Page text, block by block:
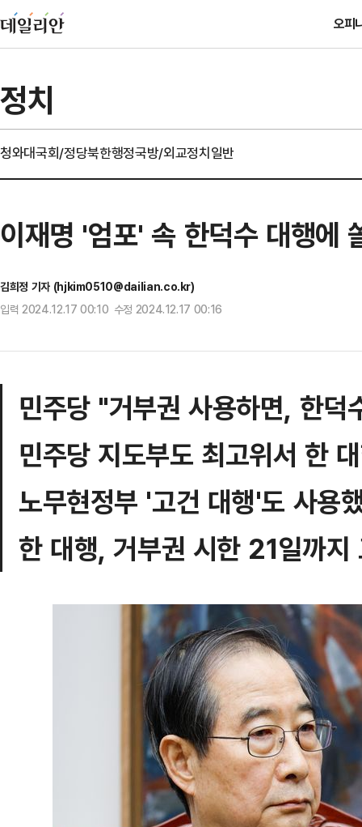
오피
정치
청와대국회/정당북한행정국방/외교정치일반
이재명 '엄포' 속 한덕수 대행에
김희정 기자 (hjkim0510@dailian.co.kr)
입력 2024.12.17 00:10 수정 2024.12.17 00:16
민주당 "거부권 사용하면, 한덕
민주당 지도부도 최고위서 한
노무현정부 '고건 대행'도 사용
한 대행, 거부권 시한 21일까지